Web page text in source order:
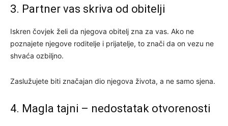
3. Partner vas skriva od obitelji
Iskren čovjek želi da njegova obitelj zna za vas. Ako ne
poznajete njegove roditelje i prijatelje, to znači da on vezu ne
shvaća ozbiljno.
Zaslužujete biti značajan dio njegova života, a ne samo sjena.
4. Magla tajni – nedostatak otvorenosti